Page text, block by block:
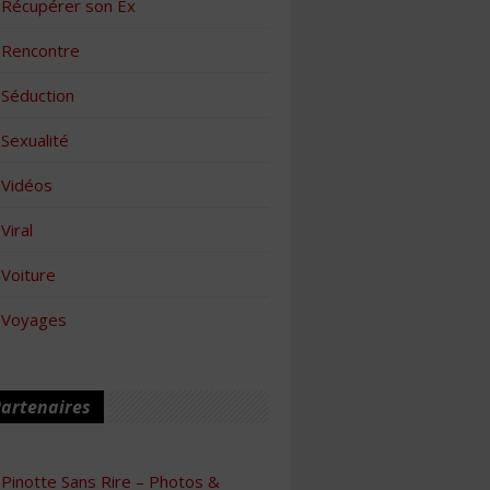
Récupérer son Ex
Rencontre
Séduction
Sexualité
Vidéos
Viral
Voiture
Voyages
Pinotte Sans Rire – Photos &